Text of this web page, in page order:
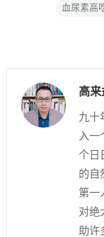
血尿素高
高来
九十
入一
个日
的自
第一
对绝
助许